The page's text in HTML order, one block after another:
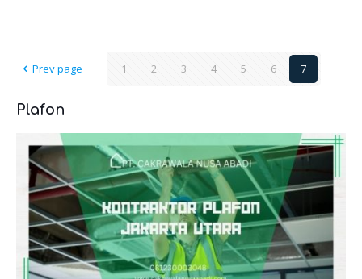
Prev page 1 2 3 4 5 6 7
Plafon